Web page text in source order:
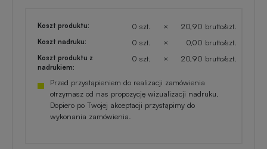
Koszt produktu: 0 szt. × 20,90 brutto/szt.
Koszt nadruku: 0 szt. × 0,00 brutto/szt.
Koszt produktu z
nadrukiem:
0 szt. × 20,90 brutto/szt.
Przed przystąpieniem do realizacji zamówienia
otrzymasz od nas propozycję wizualizacji nadruku.
Dopiero po Twojej akceptacji przystąpimy do
wykonania zamówienia.